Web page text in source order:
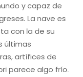
y capaz de
La nave es
con la de su
últimas
artífices de
parece algo frío.